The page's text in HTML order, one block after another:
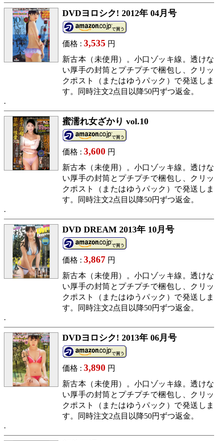
DVDヨロシク! 2012年 04月号
価格 : 3,535 円
新古本（未使用）。小口ゾッキ線。透けな
い厚手の封筒とプチプチで梱包し、クリッ
クポスト（またはゆうパック）で発送しま
す。同時注文2点目以降50円ずつ返金。
蜜濡れ女ざかり vol.10
価格 : 3,600 円
新古本（未使用）。小口ゾッキ線。透けな
い厚手の封筒とプチプチで梱包し、クリッ
クポスト（またはゆうパック）で発送しま
す。同時注文2点目以降50円ずつ返金。
DVD DREAM 2013年 10月号
価格 : 3,867 円
新古本（未使用）。小口ゾッキ線。透けな
い厚手の封筒とプチプチで梱包し、クリッ
クポスト（またはゆうパック）で発送しま
す。同時注文2点目以降50円ずつ返金。
DVDヨロシク! 2013年 06月号
価格 : 3,890 円
新古本（未使用）。小口ゾッキ線。透けな
い厚手の封筒とプチプチで梱包し、クリッ
クポスト（またはゆうパック）で発送しま
す。同時注文2点目以降50円ずつ返金。